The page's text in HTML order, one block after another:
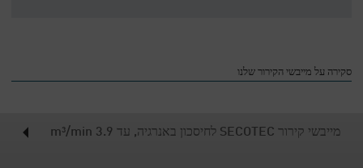
סקירה על מייבשי הקירור שלנו
מייבשי קירור SECOTEC לחיסכון באנרגיה, עד 3.9 m³/min